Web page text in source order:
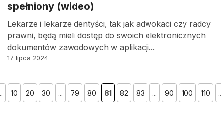
spełniony (wideo)
Lekarze i lekarze dentyści, tak jak adwokaci czy radcy
prawni, będą mieli dostęp do swoich elektronicznych
dokumentów zawodowych w aplikacji...
17 lipca 2024
10 20 30 ... 79 80 81 82 83 ... 90 100 110